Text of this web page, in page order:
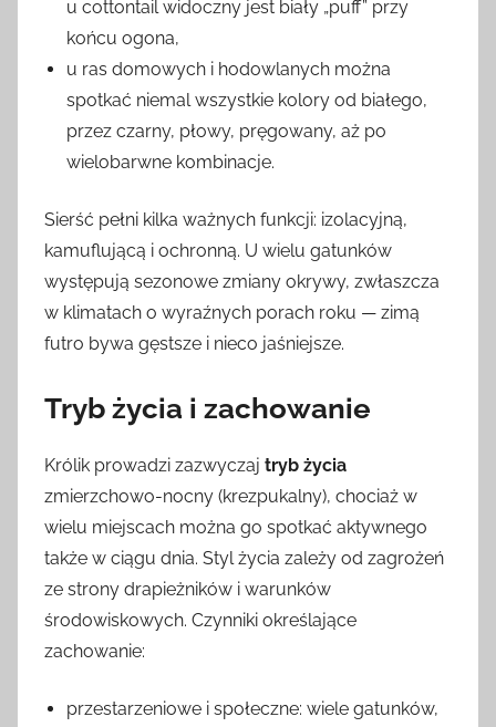
u cottontail widoczny jest biały „puff” przy
końcu ogona,
u ras domowych i hodowlanych można
spotkać niemal wszystkie kolory od białego,
przez czarny, płowy, pręgowany, aż po
wielobarwne kombinacje.
Sierść pełni kilka ważnych funkcji: izolacyjną,
kamuflującą i ochronną. U wielu gatunków
występują sezonowe zmiany okrywy, zwłaszcza
w klimatach o wyraźnych porach roku — zimą
futro bywa gęstsze i nieco jaśniejsze.
Tryb życia i zachowanie
Królik prowadzi zazwyczaj tryb życia
zmierzchowo-nocny (krezpukalny), chociaż w
wielu miejscach można go spotkać aktywnego
także w ciągu dnia. Styl życia zależy od zagrożeń
ze strony drapieżników i warunków
środowiskowych. Czynniki określające
zachowanie:
przestarzeniowe i społeczne: wiele gatunków,